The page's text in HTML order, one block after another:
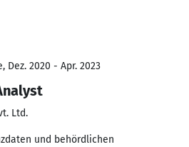
Dez. 2020 - Apr. 2023
Ltd.
und behördlichen